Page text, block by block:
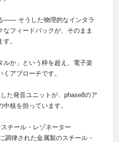
—— そうした物理的なインタラ
フィードバックが、そのまま
。
ルか」という枠を超え、電子楽
アプローチです。
た発音ユニットが、phase8のア
核を担っています。
チール・レゾネーター
調律された金属製のスチール・